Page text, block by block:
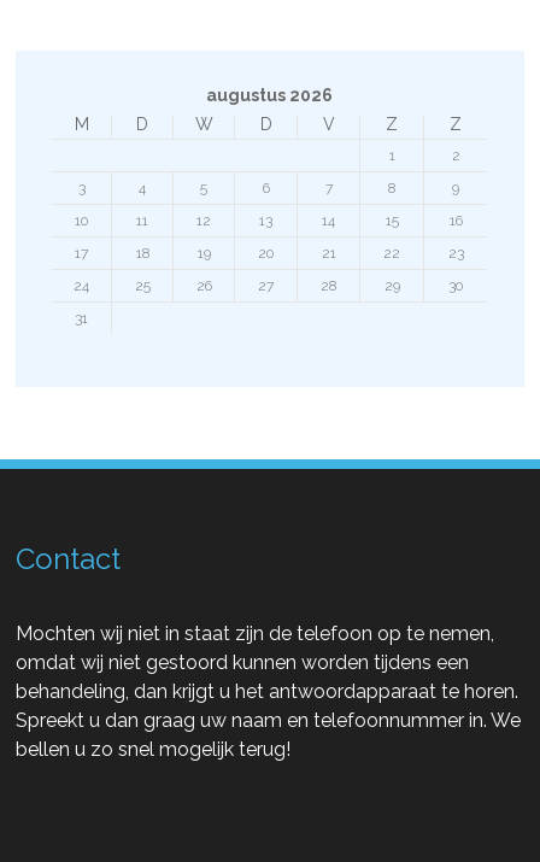
augustus 2026
M
D W D V Z Z
1
2
3
4 5 6 7 8
9
10
11 12 13 14 15
16
17
18 19 20 21 22
23
24
25 26 27 28 29
30
31
Contact
Mochten wij niet in staat zijn de telefoon op te nemen,
omdat wij niet gestoord kunnen worden tijdens een
behandeling, dan krijgt u het antwoordapparaat te horen.
Spreekt u dan graag uw naam en telefoonnummer in. We
bellen u zo snel mogelijk terug!